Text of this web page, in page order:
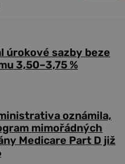
úrokové sazby beze
3,50–3,75 %
oznámila,
mimořádných
Medicare Part D již